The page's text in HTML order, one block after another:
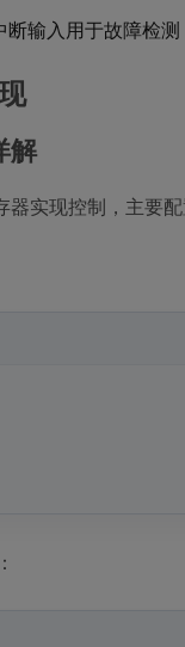
输入用于故障检测
解
实现控制，主要配